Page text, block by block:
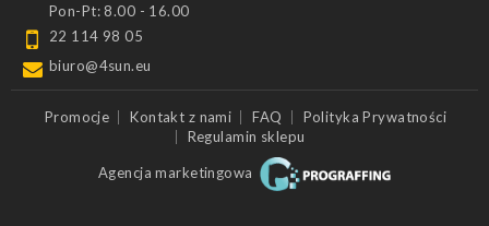
Pon-Pt: 8.00 - 16.00
22 114 98 05
biuro@4sun.eu
Promocje Kontakt z nami FAQ
Polityka Prywatności
Regulamin sklepu
Agencja marketingowa